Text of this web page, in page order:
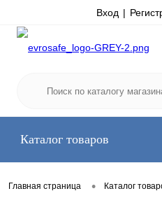
Вход
Каталог товаров
Главная страница • Каталог